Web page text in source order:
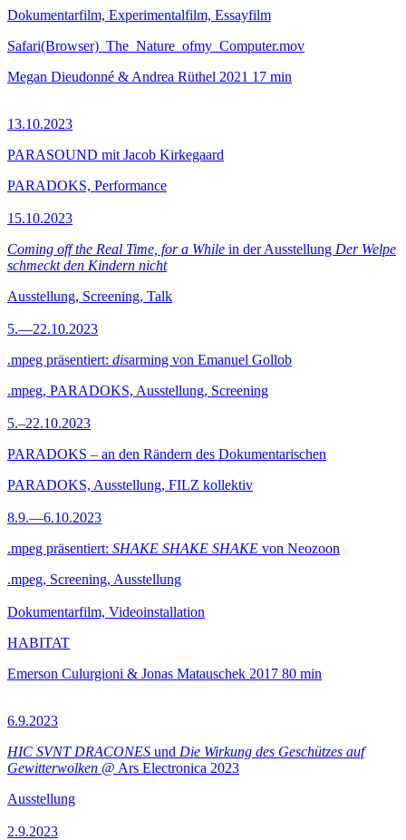
Dokumentarfilm, Experimentalfilm, Essayfilm
Safari(Browser)_The_Nature_ofmy_Computer.mov
Megan Dieudonné & Andrea Rüthel 2021 17 min
13.10.2023
PARASOUND mit Jacob Kirkegaard
PARADOKS, Performance
15.10.2023
Coming off the Real Time, for a While in der Ausstellung Der Welpe
schmeckt den Kindern nicht
Ausstellung, Screening, Talk
5.—22.10.2023
.mpeg präsentiert: disarming von Emanuel Gollob
.mpeg, PARADOKS, Ausstellung, Screening
5.–22.10.2023
PARADOKS – an den Rändern des Dokumentarischen
PARADOKS, Ausstellung, FILZ kollektiv
8.9.—6.10.2023
.mpeg präsentiert: SHAKE SHAKE SHAKE von Neozoon
.mpeg, Screening, Ausstellung
Dokumentarfilm, Videoinstallation
HABITAT
Emerson Culurgioni & Jonas Matauschek 2017 80 min
6.9.2023
HIC SVNT DRACONES und Die Wirkung des Geschützes auf
Gewitterwolken @ Ars Electronica 2023
Ausstellung
2.9.2023